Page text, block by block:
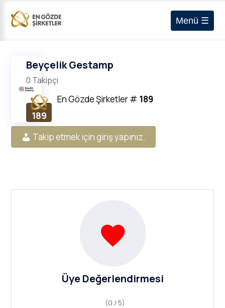
Menü ☰
Beyçelik Gestamp
0 Takipçi
189
En Gözde Şirketler# 189
Takip etmek için giriş yapınız.
Üye Değerlendirmesi
(0 / 5)